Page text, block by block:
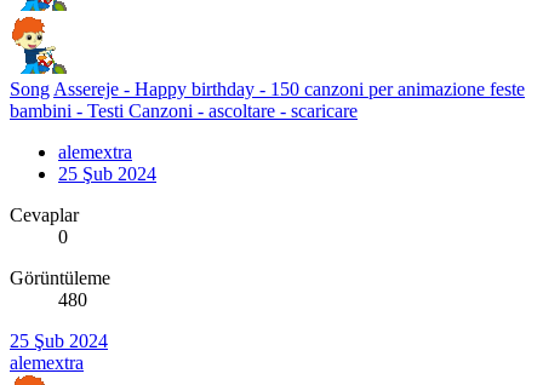
SongAssereje - Happy birthday - 150 canzoni per animazione feste
bambini - Testi Canzoni - ascoltare - scaricare
alemextra
25 Şub 2024
Cevaplar
0
Görüntüleme
480
25 Şub 2024
alemextra